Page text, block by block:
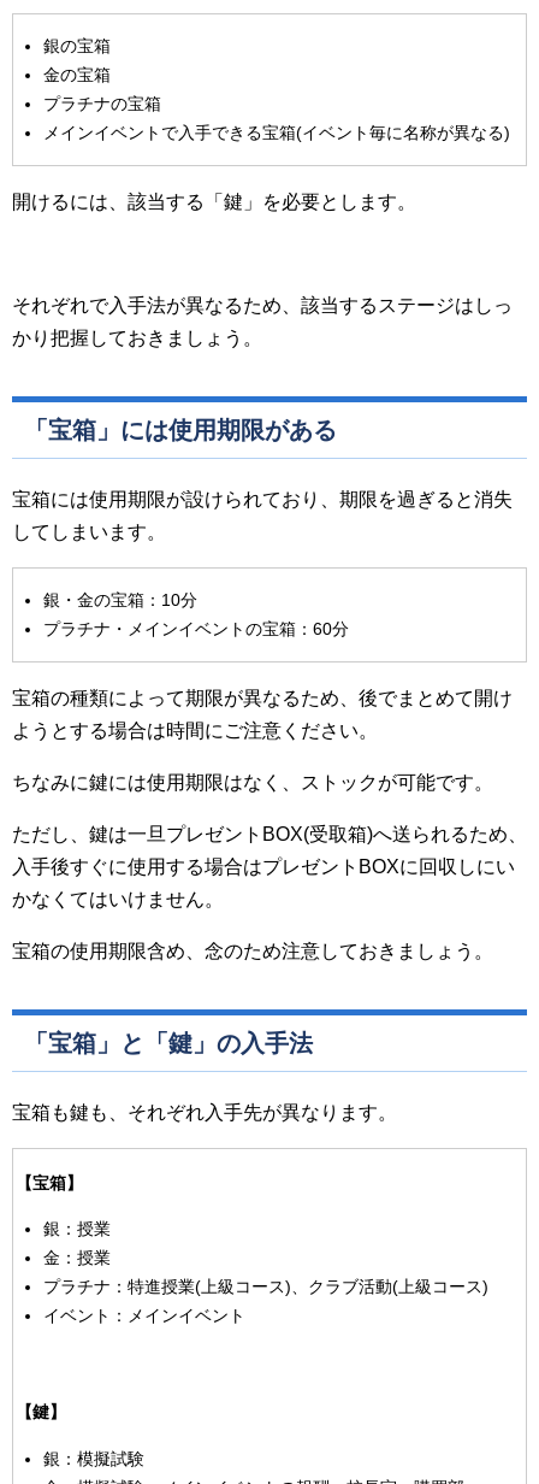
銀の宝箱
金の宝箱
プラチナの宝箱
メインイベントで入手できる宝箱(イベント毎に名称が異なる)
開けるには、該当する「鍵」を必要とします。
それぞれで入手法が異なるため、該当するステージはしっ
かり把握しておきましょう。
「宝箱」には使用期限がある
宝箱には使用期限が設けられており、期限を過ぎると消失
してしまいます。
銀・金の宝箱：10分
プラチナ・メインイベントの宝箱：60分
宝箱の種類によって期限が異なるため、後でまとめて開け
ようとする場合は時間にご注意ください。
ちなみに鍵には使用期限はなく、ストックが可能です。
ただし、鍵は一旦プレゼントBOX(受取箱)へ送られるため、
入手後すぐに使用する場合はプレゼントBOXに回収しにい
かなくてはいけません。
宝箱の使用期限含め、念のため注意しておきましょう。
「宝箱」と「鍵」の入手法
宝箱も鍵も、それぞれ入手先が異なります。
【宝箱】
銀：授業
金：授業
プラチナ：特進授業(上級コース)、クラブ活動(上級コース)
イベント：メインイベント
【鍵】
銀：模擬試験